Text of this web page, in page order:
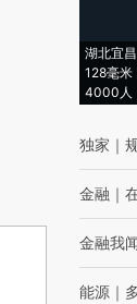
湖北宜
128毫米
4000人
独家 ｜
金融 ｜
金融我
能源 ｜